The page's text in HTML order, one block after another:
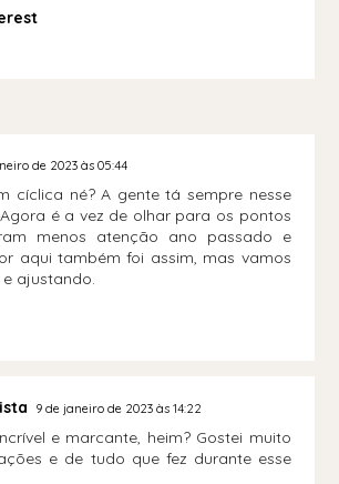
de 2023 às 05:44
cíclica né? A gente tá sempre nesse
é a vez de olhar para os pontos
menos atenção ano passado e
aqui também foi assim, mas vamos
ajustando.
9 de janeiro de 2023 às 14:22
e marcante, heim? Gostei muito
e de tudo que fez durante esse